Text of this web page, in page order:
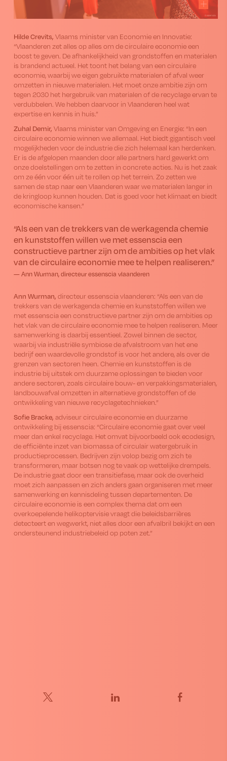
Hilde Crevits, Vlaams minister van Economie en Innovatie:
“Vlaanderen zet alles op alles om de circulaire economie een
boost te geven. De afhankelijkheid van grondstoffen en materialen
is brandend actueel. Het toont het belang van een circulaire
economie, waarbij we eigen gebruikte materialen of afval weer
omzetten in nieuwe materialen. Het moet onze ambitie zijn om
tegen 2030 het hergebruik van materialen of de recyclage ervan te
verdubbelen. We hebben daarvoor in Vlaanderen heel wat
expertise en kennis in huis.”
Zuhal Demir, Vlaams minister van Omgeving en Energie: “In een
circulaire economie winnen we allemaal. Het biedt gigantisch veel
mogelijkheden voor de industrie die zich helemaal kan herdenken.
Er is de afgelopen maanden door alle partners hard gewerkt om
onze doelstellingen om te zetten in concrete acties. Nu is het zaak
om ze één voor één uit te rollen op het terrein. Zo zetten we
samen de stap naar een Vlaanderen waar we materialen langer in
de kringloop kunnen houden. Dat is goed voor het klimaat en biedt
economische kansen.”
“Als een van de trekkers van de werkagenda chemie
en kunststoffen willen we met essenscia een
constructieve partner zijn om de ambities op het vlak
van de circulaire economie mee te helpen realiseren.”
— Ann Wurman, directeur essenscia vlaanderen
Ann Wurman, directeur essenscia vlaanderen: “Als een van de
trekkers van de werkagenda chemie en kunststoffen willen we
met essenscia een constructieve partner zijn om de ambities op
het vlak van de circulaire economie mee te helpen realiseren. Meer
samenwerking is daarbij essentieel. Zowel binnen de sector,
waarbij via industriële symbiose de afvalstroom van het ene
bedrijf een waardevolle grondstof is voor het andere, als over de
grenzen van sectoren heen. Chemie en kunststoffen is de
industrie bij uitstek om duurzame oplossingen te bieden voor
andere sectoren, zoals circulaire bouw- en verpakkingsmaterialen,
landbouwafval omzetten in alternatieve grondstoffen of de
ontwikkeling van nieuwe recyclagetechnieken.”
Sofie Bracke, adviseur circulaire economie en duurzame
ontwikkeling bij essenscia: “Circulaire economie gaat over veel
meer dan enkel recyclage. Het omvat bijvoorbeeld ook ecodesign,
de efficiënte inzet van biomassa of circulair watergebruik in
productieprocessen. Bedrijven zijn volop bezig om zich te
transformeren, maar botsen nog te vaak op wettelijke drempels.
De industrie gaat door een transitiefase, maar ook de overheid
moet zich aanpassen en zich anders gaan organiseren met meer
samenwerking en kennisdeling tussen departementen. De
circulaire economie is een complex thema dat om een
overkoepelende helikoptervisie vraagt die beleidsbarrières
detecteert en wegwerkt, niet alles door een afvalbril bekijkt en een
ondersteunend industriebeleid op poten zet.”